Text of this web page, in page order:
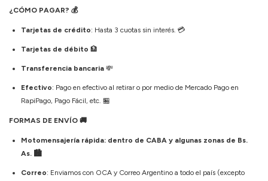
¿CÓMO PAGAR? 💰
Tarjetas de crédito: Hasta 3 cuotas sin interés. 💳
Tarjetas de débito 🏦
Transferencia bancaria 💸
Efectivo: Pago en efectivo al retirar o por medio de Mercado Pago en
RapiPago, Pago Fácil, etc. 🏪
FORMAS DE ENVÍO 🚚
Motomensajería rápida: dentro de CABA y algunas zonas de Bs.
As. 🏙️
Correo: Enviamos con OCA y Correo Argentino a todo el país (excepto